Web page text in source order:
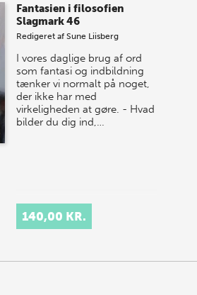
Fantasien i filosofien
Slagmark 46
Redigeret afSune Liisberg
I vores daglige brug af ord
som fantasi og indbildning
tænker vi normalt på noget,
der ikke har med
virkeligheden at gøre. - Hvad
bilder du dig ind,…
140,00 KR.